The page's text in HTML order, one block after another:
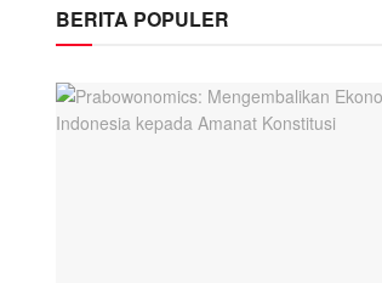
BERITA POPULER